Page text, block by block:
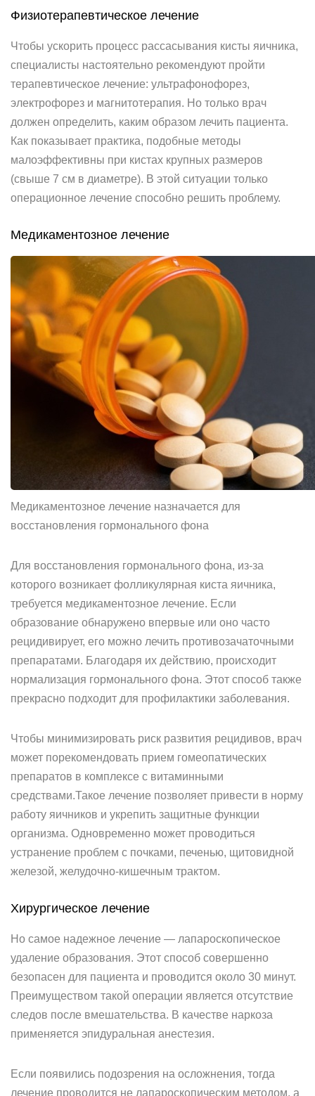
Физиотерапевтическое лечение
Чтобы ускорить процесс рассасывания кисты яичника,
специалисты настоятельно рекомендуют пройти
терапевтическое лечение: ультрафонофорез,
электрофорез и магнитотерапия. Но только врач
должен определить, каким образом лечить пациента.
Как показывает практика, подобные методы
малоэффективны при кистах крупных размеров
(свыше 7 см в диаметре). В этой ситуации только
операционное лечение способно решить проблему.
Медикаментозное лечение
Медикаментозное лечение назначается для
восстановления гормонального фона
Для восстановления гормонального фона, из-за
которого возникает фолликулярная киста яичника,
требуется медикаментозное лечение. Если
образование обнаружено впервые или оно часто
рецидивирует, его можно лечить противозачаточными
препаратами. Благодаря их действию, происходит
нормализация гормонального фона. Этот способ также
прекрасно подходит для профилактики заболевания.
Чтобы минимизировать риск развития рецидивов, врач
может порекомендовать прием гомеопатических
препаратов в комплексе с витаминными
средствами.Такое лечение позволяет привести в норму
работу яичников и укрепить защитные функции
организма. Одновременно может проводиться
устранение проблем с почками, печенью, щитовидной
железой, желудочно-кишечным трактом.
Хирургическое лечение
Но самое надежное лечение — лапароскопическое
удаление образования. Этот способ совершенно
безопасен для пациента и проводится около 30 минут.
Преимуществом такой операции является отсутствие
следов после вмешательства. В качестве наркоза
применяется эпидуральная анестезия.
Если появились подозрения на осложнения, тогда
лечение проводится не лапароскопическим методом, а